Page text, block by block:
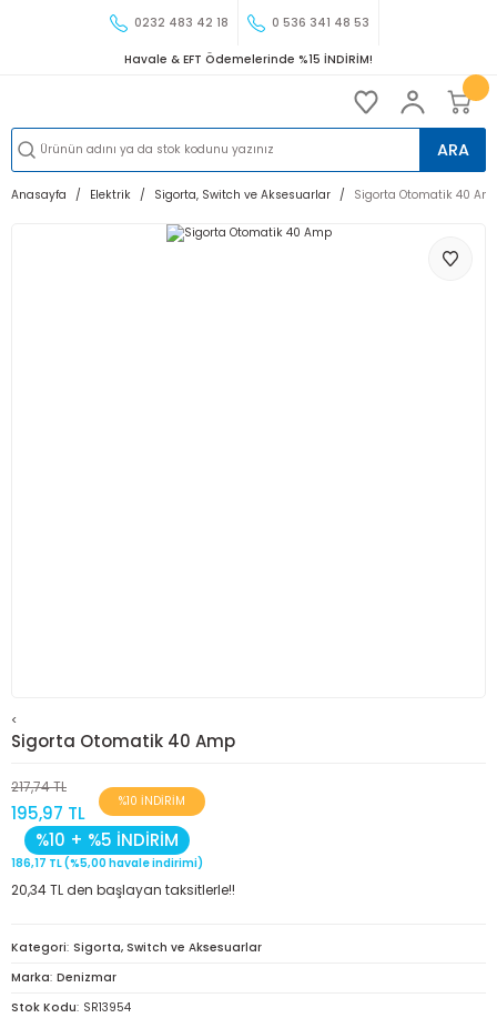
0232 483 42 18 0 536 341 48 53
Havale & EFT Ödemelerinde %15 İNDİRİM!
ARA
Anasayfa Elektrik Sigorta, Switch ve Aksesuarlar Sigorta Otomatik 40
<
Sigorta Otomatik 40 Amp
217,74 TL
195,97 TL
%10 İNDİRİM
%10 + %5 İNDİRİM
186,17 TL (%5,00 havale indirimi)
20,34 TL den başlayan taksitlerle!!
Kategori Sigorta, Switch ve Aksesuarlar
Marka Denizmar
Stok Kodu SR13954